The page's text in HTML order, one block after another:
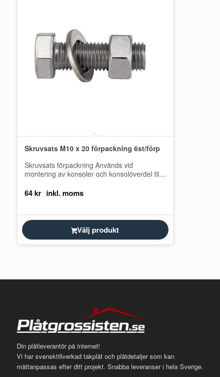
Skruvsats M10 x 20 förpackning 6st/förp
Skruvsats förpackning Används vid
montering av konsoler och konsolöverdel till
64kr
Välj produkt
Din plåtleverantör på internet!
Vi har svensktillverkad takplåt och plåtdetaljer som kan
måttanpassas efter ditt projekt. Snabba leveranser i hela Sverige.